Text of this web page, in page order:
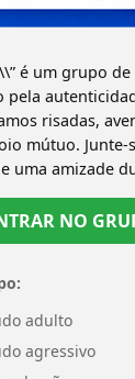
é um grupo
risadas,
mútuo. Junte-
uma amizade
NO
adulto
agressivo